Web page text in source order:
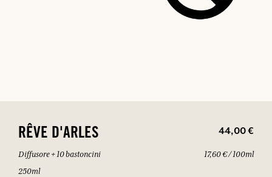
RÊVE D'ARLES 44,00 €
Diffusore + 10 bastoncini
250ml
17,60 € / 100ml